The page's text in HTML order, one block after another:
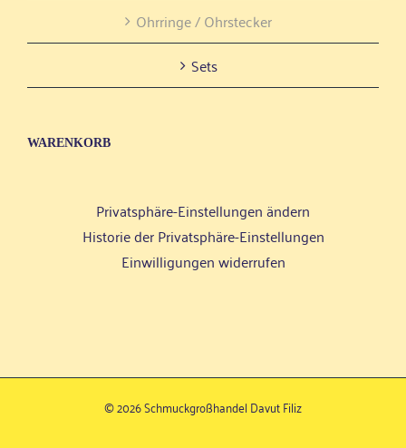
Ohr­rin­ge / Ohrstecker
Sets
WAREN­KORB
Privatsphäre-Einstellungen ändern
Historie der Privatsphäre-Einstellungen
Einwilligungen widerrufen
©2026 Schmuckgroßhandel Davut Filiz